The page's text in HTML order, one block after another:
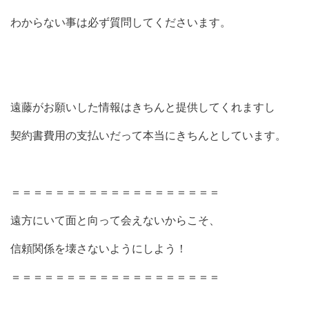
わからない事は必ず質問してくださいます。
遠藤がお願いした情報はきちんと提供してくれますし
契約書費用の支払いだって本当にきちんとしています。
＝＝＝＝＝＝＝＝＝＝＝＝＝＝＝＝＝＝＝
遠方にいて面と向って会えないからこそ、
信頼関係を壊さないようにしよう！
＝＝＝＝＝＝＝＝＝＝＝＝＝＝＝＝＝＝＝